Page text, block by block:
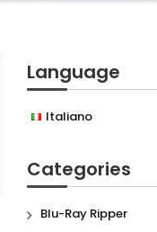
Language
Italiano
Categories
Blu-Ray Ripper